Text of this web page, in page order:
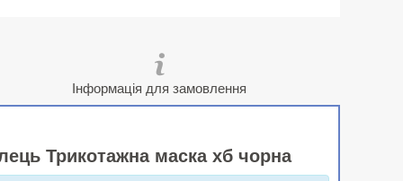
Інформація для замовлення
Трикотажна маска хб чорна